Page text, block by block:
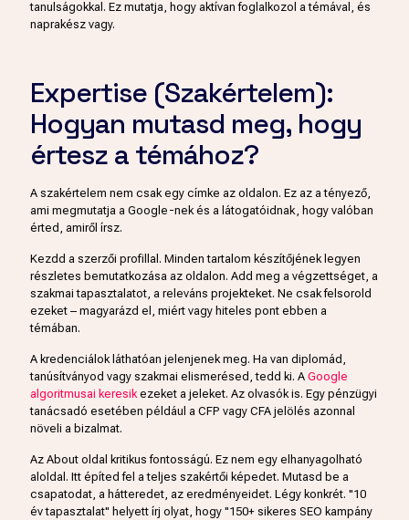
tanulságokkal. Ez mutatja, hogy aktívan foglalkozol a témával, és
naprakész vagy.
Expertise (Szakértelem):
Hogyan mutasd meg, hogy
értesz a témához?
A szakértelem nem csak egy címke az oldalon. Ez az a tényező,
ami megmutatja a Google-nek és a látogatóidnak, hogy valóban
érted, amiről írsz.
Kezdd a szerzői profillal. Minden tartalom készítőjének legyen
részletes bemutatkozása az oldalon. Add meg a végzettséget, a
szakmai tapasztalatot, a releváns projekteket. Ne csak felsorold
ezeket – magyarázd el, miért vagy hiteles pont ebben a
témában.
A kredenciálok láthatóan jelenjenek meg. Ha van diplomád,
tanúsítványod vagy szakmai elismerésed, tedd ki. A Google
algoritmusai keresikezeket a jeleket. Az olvasók is. Egy pénzügyi
tanácsadó esetében például a CFP vagy CFA jelölés azonnal
növeli a bizalmat.
Az About oldal kritikus fontosságú. Ez nem egy elhanyagolható
aloldal. Itt építed fel a teljes szakértői képedet. Mutasd be a
csapatodat, a hátteredet, az eredményeidet. Légy konkrét. "10
év tapasztalat" helyett írj olyat, hogy "150+ sikeres SEO kampány